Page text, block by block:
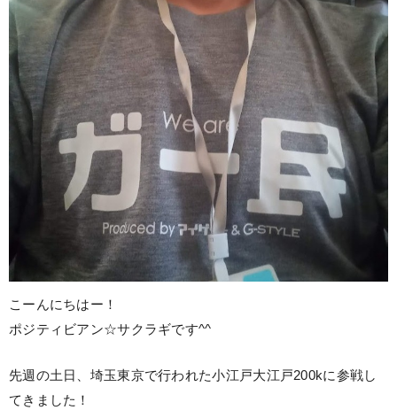
こーんにちはー！
ポジティビアン☆サクラギです^^
先週の土日、埼玉東京で行われた小江戸大江戸200kに参戦し
てきました！